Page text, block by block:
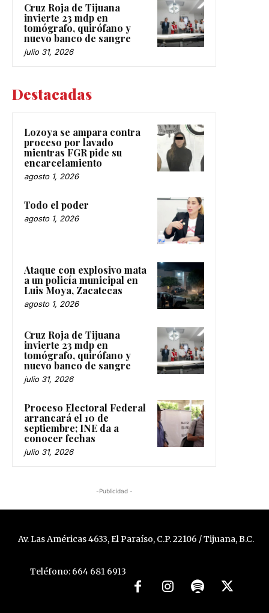
Cruz Roja de Tijuana
invierte 23 mdp en
tomógrafo, quirófano y
nuevo banco de sangre
julio 31, 2026
Destacadas
Lozoya se ampara contra
proceso por lavado
mientras FGR pide su
encarcelamiento
agosto 1, 2026
Todo el poder
agosto 1, 2026
Ataque con explosivo mata
a un policía municipal en
Luis Moya, Zacatecas
agosto 1, 2026
Cruz Roja de Tijuana
invierte 23 mdp en
tomógrafo, quirófano y
nuevo banco de sangre
julio 31, 2026
Proceso Electoral Federal
arrancará el 10 de
septiembre; INE da a
conocer fechas
julio 31, 2026
-Publicidad -
Av. Las Américas 4633, El Paraíso, C.P. 22106 / Tijuana, B.C.
Teléfono: 664 681 6913